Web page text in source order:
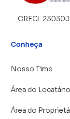
tecnológicos do
Rodovia
Papa João Paulo
importante
Bonsucesso,
dos vários
acessar a via
2017 o trevo
CRECI: 23030J
Conheça
Nosso Time
Área do Locatário
Área do